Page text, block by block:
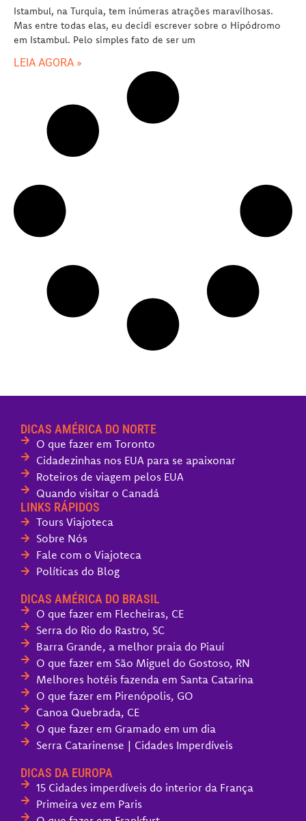
Istambul, na Turquia, tem inúmeras atrações maravilhosas.
Mas entre todas elas, eu decidi escrever sobre o Hipódromo
em Istambul. Pelo simples fato de ser um
LEIA AGORA »
DICAS AMÉRICA DO NORTE
O que fazer em Toronto
Cidadezinhas nos EUA para se apaixonar
Roteiros de viagem pelos EUA
Quando visitar o Canadá
LINKS RÁPIDOS
Tours Viajoteca
Sobre Nós
Fale com o Viajoteca
Políticas do Blog
DICAS AMÉRICA DO BRASIL
O que fazer em Flecheiras, CE
Serra do Rio do Rastro, SC
Barra Grande, a melhor praia do Piauí
O que fazer em São Miguel do Gostoso, RN
Melhores hotéis fazenda em Santa Catarina
O que fazer em Pirenópolis, GO
Canoa Quebrada, CE
O que fazer em Gramado em um dia
Serra Catarinense | Cidades Imperdíveis
DICAS DA EUROPA
15 Cidades imperdíveis do interior da França
Primeira vez em Paris